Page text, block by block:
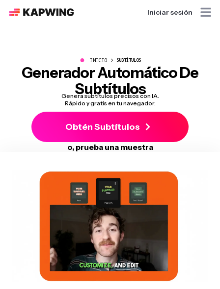
Iniciar sesión
● INICIO SUBTÍTULOS
Generador Automático De
Subtítulos
Genera subtítulos precisos con IA.
Rápido y gratis en tu navegador.
Obtén Subtítulos
o, prueba una muestra